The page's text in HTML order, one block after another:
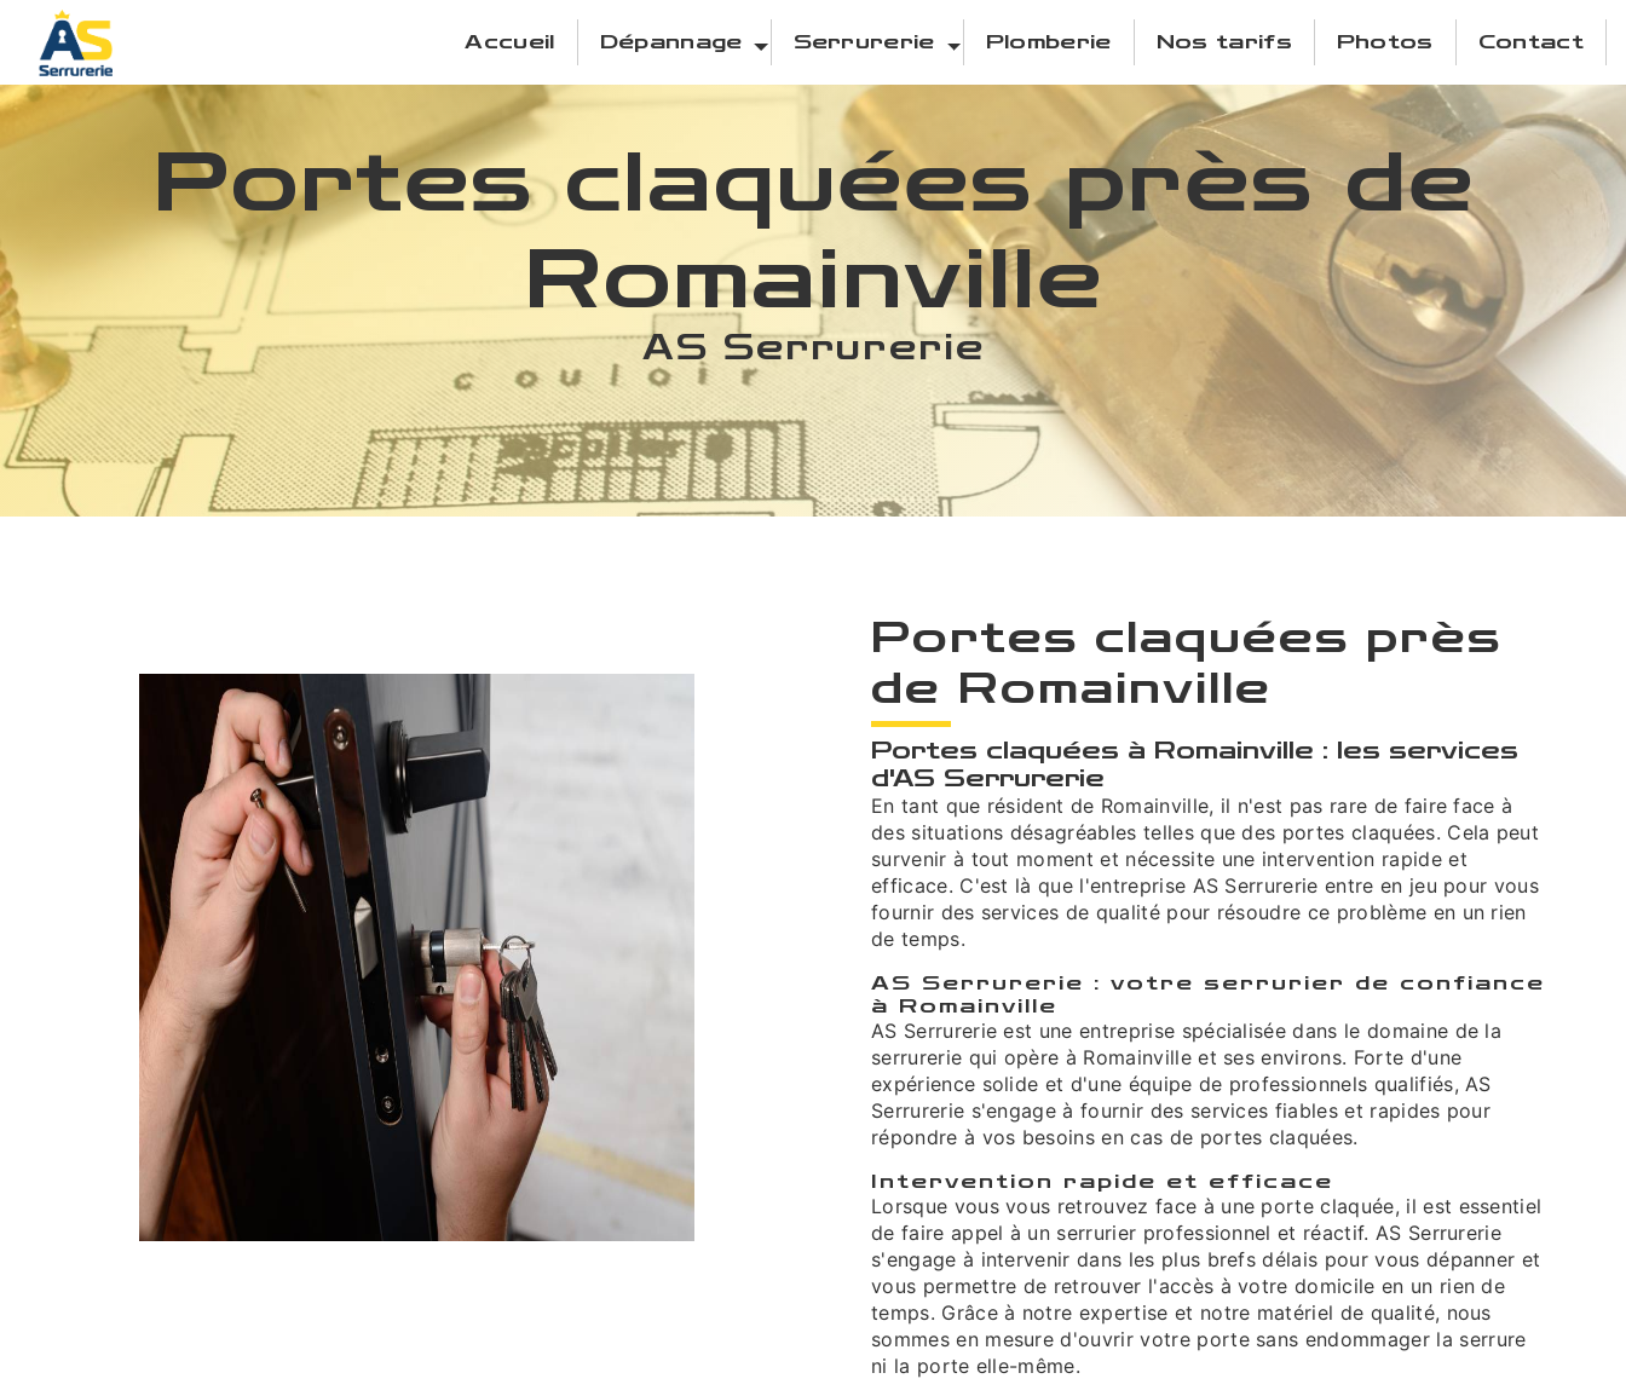
Accueil Dépannage Serrurerie Plomberie Nos tarifs Photos Contact
Portes claquées près de
Romainville
AS Serrurerie
Portes claquées près
de Romainville
Portes claquées à Romainville : les services
d'AS Serrurerie
En tant que résident de Romainville, il n'est pas rare de faire face à
des situations désagréables telles que des portes claquées. Cela peut
survenir à tout moment et nécessite une intervention rapide et
efficace. C'est là que l'entreprise AS Serrurerie entre en jeu pour vous
fournir des services de qualité pour résoudre ce problème en un rien
de temps.
AS Serrurerie : votre serrurier de confiance
à Romainville
AS Serrurerie est une entreprise spécialisée dans le domaine de la
serrurerie qui opère à Romainville et ses environs. Forte d'une
expérience solide et d'une équipe de professionnels qualifiés, AS
Serrurerie s'engage à fournir des services fiables et rapides pour
répondre à vos besoins en cas de portes claquées.
Intervention rapide et efficace
Lorsque vous vous retrouvez face à une porte claquée, il est essentiel
de faire appel à un serrurier professionnel et réactif. AS Serrurerie
s'engage à intervenir dans les plus brefs délais pour vous dépanner et
vous permettre de retrouver l'accès à votre domicile en un rien de
temps. Grâce à notre expertise et notre matériel de qualité, nous
sommes en mesure d'ouvrir votre porte sans endommager la serrure
ni la porte elle-même.
Panneau de gestion des cookies